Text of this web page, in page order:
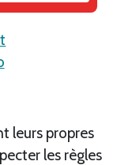
leurs propres
les règles